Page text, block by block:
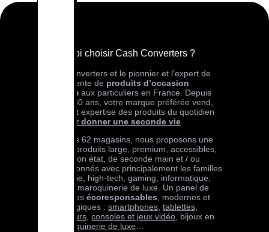
Pourquoi choisir Cash Converters ?
Cash Converters et le pionnier et l’expert de
l’achat-vente de produits d’occasion
premium aux particuliers en France. Depuis
plus de 30 ans, votre marque préférée vend,
achète et expertise des produits du quotidien
leur donner une seconde vie.
Dans nos 62 magasins, nous proposons une
offre de produits large, premium, accessibles,
en très bon état, de seconde main et / ou
reconditionnés avec principalement les familles
téléphonie, high-tech, gaming, informatique,
bijoux et maroquinerie de luxe. Un panel de
références écoresponsables, modernes et
technologiques : smartphones, tablettes,
ordinateurs, consoles et jeux vidéo, bijoux en
maroquinerie de luxe…